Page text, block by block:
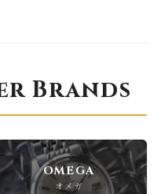
Brands
OMEGA
オメガ